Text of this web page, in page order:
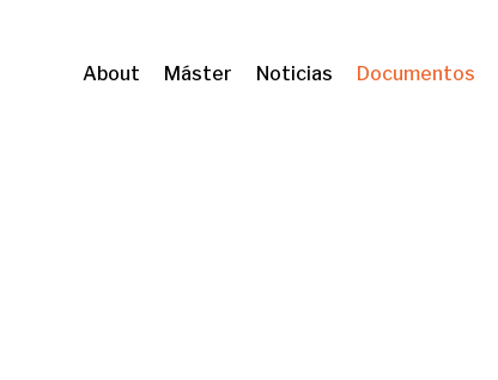
About Máster Noticias Documentos